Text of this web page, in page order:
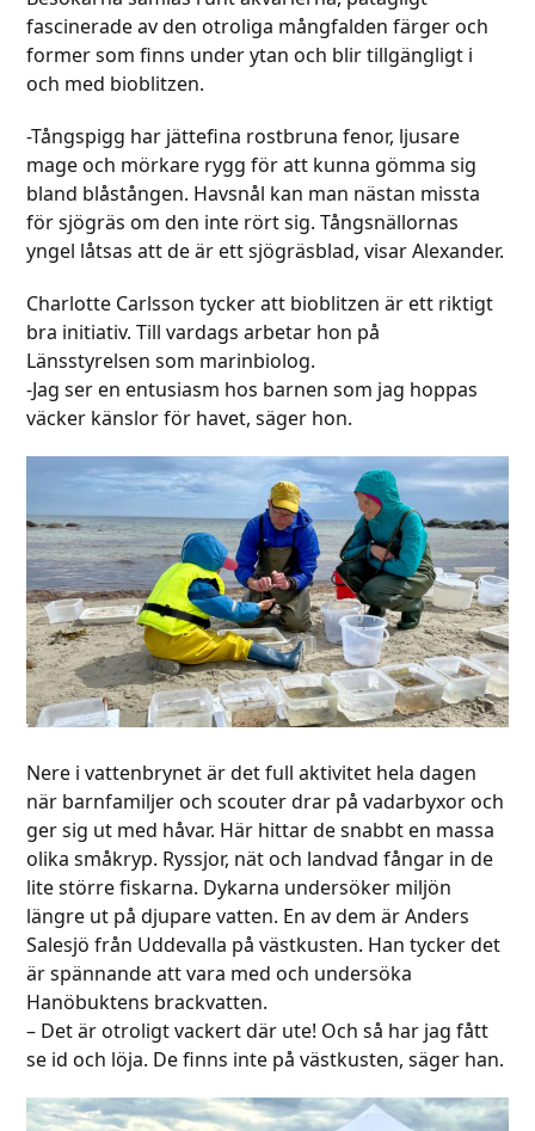
fascinerade av den otroliga mångfalden färger och
former som finns under ytan och blir tillgängligt i
och med bioblitzen.
-Tångspigg har jättefina rostbruna fenor, ljusare
mage och mörkare rygg för att kunna gömma sig
bland blåstången. Havsnål kan man nästan missta
för sjögräs om den inte rört sig. Tångsnällornas
yngel låtsas att de är ett sjögräsblad, visar Alexander.
Charlotte Carlsson tycker att bioblitzen är ett riktigt
bra initiativ. Till vardags arbetar hon på
Länsstyrelsen som marinbiolog.
-Jag ser en entusiasm hos barnen som jag hoppas
väcker känslor för havet, säger hon.
Nere i vattenbrynet är det full aktivitet hela dagen
när barnfamiljer och scouter drar på vadarbyxor och
ger sig ut med håvar. Här hittar de snabbt en massa
olika småkryp. Ryssjor, nät och landvad fångar in de
lite större fiskarna. Dykarna undersöker miljön
längre ut på djupare vatten. En av dem är Anders
Salesjö från Uddevalla på västkusten. Han tycker det
är spännande att vara med och undersöka
Hanöbuktens brackvatten.
– Det är otroligt vackert där ute! Och så har jag fått
se id och löja. De finns inte på västkusten, säger han.